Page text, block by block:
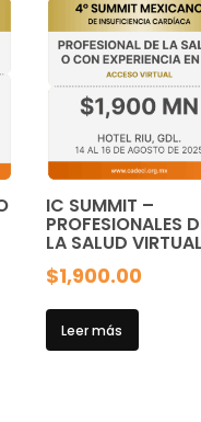
IC SUMMIT –
PROFESIONALES
LA SALUD VIRTUAL
$1,900.00
Leer más